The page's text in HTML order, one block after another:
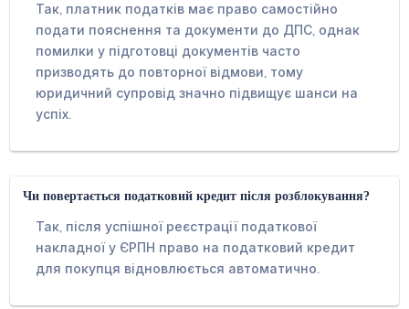
Так, платник податків має право самостійно
подати пояснення та документи до ДПС, однак
помилки у підготовці документів часто
призводять до повторної відмови, тому
юридичний супровід значно підвищує шанси на
успіх.
Чи повертається податковий кредит після розблокування?
Так, після успішної реєстрації податкової
накладної у ЄРПН право на податковий кредит
для покупця відновлюється автоматично.